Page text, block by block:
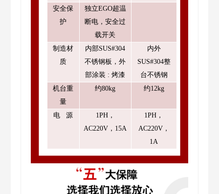
安全保
护
独立EGO超温
断电，安全过
载开关
制造材
质
内部SUS#304
不锈钢板，外
部涂装 : 烤漆
内外
SUS#304整
台不锈钢
机台重
量
约80kg 约12kg
电 源
1PH，
AC220V，15A
1PH，
AC220V，
1A